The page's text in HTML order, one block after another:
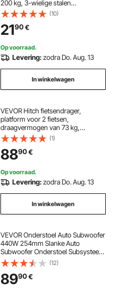
200 kg, 3-wielige stalen
meubelroller met driehoekige
zwenkwielen, transportroller voor
huishoudelijke apparaten, banken
en koelkasten
(10)
2190€
Op voorraad.
Levering:zodra Do. Aug. 13
In winkelwagen
VEVOR Hitch fietsendrager,
platform voor 2 fietsen,
draagvermogen van 73 kg,
fietsendragerkoppeling voor 50,8
mm ontvanger, opvouwbare
fietsendrager voor auto, SUV,
vrachtwagen, enz.
(1)
8890€
Op voorraad.
Levering:zodra Do. Aug. 13
In winkelwagen
VEVOR Onderstoel Auto Subwoofer
440W 254mm Slanke Auto
Subwoofer Onderstoel Subsysteem
met Ingebouwde Versterker,
Hoge/Lage Niveau Input en
Volumeregeling voor SUV's en
Trucks
(12)
8990€